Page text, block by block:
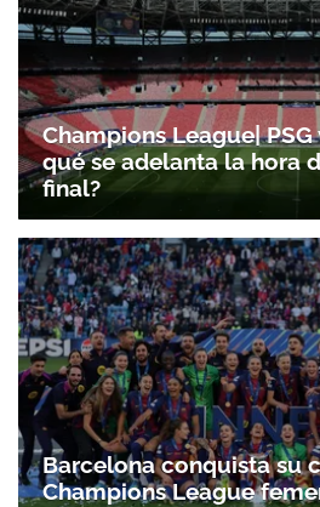
Champions League| PSG
qué se adelanta la hora
final?
Barcelona conquista su
Champions League